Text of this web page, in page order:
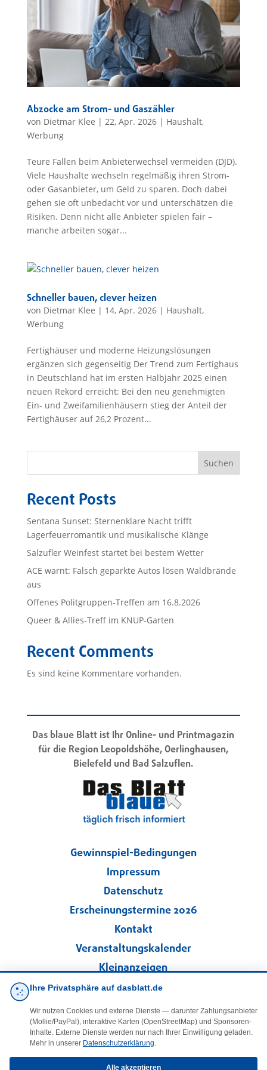
Abzocke am Strom- und Gaszähler
von Dietmar Klee | 22, Apr. 2026| Haushalt,
Werbung
Teure Fallen beim Anbieterwechsel vermeiden (DJD).
Viele Haushalte wechseln regelmäßig ihren Strom-
oder Gasanbieter, um Geld zu sparen. Doch dabei
gehen sie oft unbedacht vor und unterschätzen die
Risiken. Denn nicht alle Anbieter spielen fair –
manche arbeiten sogar...
Schneller bauen, clever heizen
von Dietmar Klee | 14, Apr. 2026| Haushalt,
Werbung
Fertighäuser und moderne Heizungslösungen
ergänzen sich gegenseitig Der Trend zum Fertighaus
in Deutschland hat im ersten Halbjahr 2025 einen
neuen Rekord erreicht: Bei den neu genehmigten
Ein- und Zweifamilienhäusern stieg der Anteil der
Fertighäuser auf 26,2 Prozent...
Suchen
Recent Posts
Sentana Sunset: Sternenklare Nacht trifft
Lagerfeuerromantik und musikalische Klänge
Salzufler Weinfest startet bei bestem Wetter
ACE warnt: Falsch geparkte Autos lösen Waldbrände
aus
Offenes Politgruppen-Treffen am 16.8.2026
Queer & Allies-Treff im KNUP-Garten
Recent Comments
Es sind keine Kommentare vorhanden.
Das blaue Blatt ist Ihr Online- und Printmagazin
für die Region Leopoldshöhe, Oerlinghausen,
Bielefeld und Bad Salzuflen.
Gewinnspiel-Bedingungen
Impressum
Datenschutz
Erscheinungstermine 2026
Kontakt
Veranstaltungskalender
Kleinanzeigen
Folgen Sie uns!
Ihre Privatsphäre auf dasblatt.de
Wir nutzen Cookies und externe Dienste — darunter Zahlungsanbieter
(Mollie/PayPal), interaktive Karten (OpenStreetMap) und Sponsoren-
Inhalte. Externe Dienste werden nur nach Ihrer Einwilligung geladen.
Mehr in unserer Datenschutzerklärung.
Alle akzeptieren